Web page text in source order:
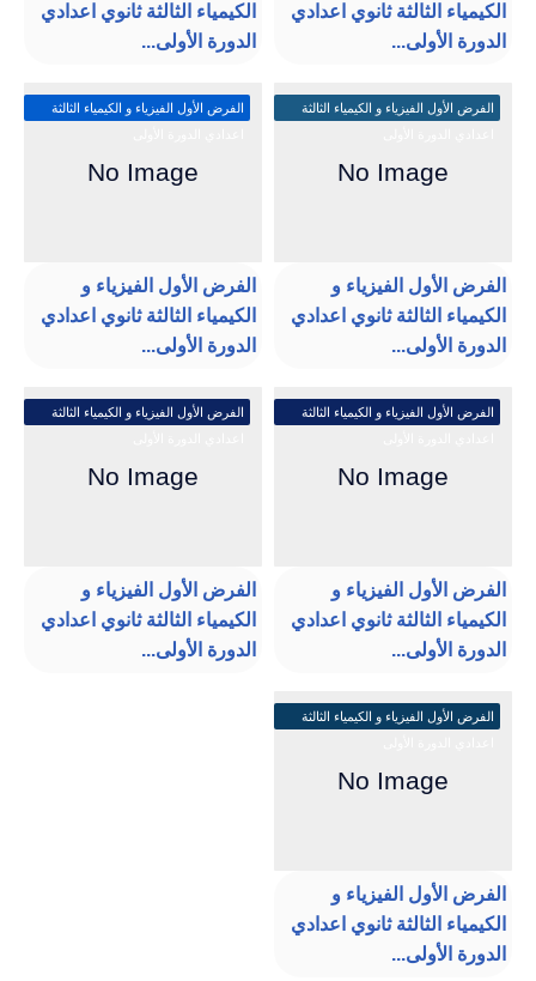
الكيمياء الثالثة ثانوي اعدادي
الدورة الأولى...
الكيمياء الثالثة ثانوي اعدادي
الدورة الأولى...
الفرض الأول الفيزياء و الكيمياء الثالثة
الفرض الأول الفيزياء و
الكيمياء الثالثة ثانوي اعدادي
الدورة الأولى...
الفرض الأول الفيزياء و الكيمياء الثالثة
الفرض الأول الفيزياء و
الكيمياء الثالثة ثانوي اعدادي
الدورة الأولى...
الفرض الأول الفيزياء و الكيمياء الثالثة
الفرض الأول الفيزياء و
الكيمياء الثالثة ثانوي اعدادي
الدورة الأولى...
الفرض الأول الفيزياء و الكيمياء الثالثة
الفرض الأول الفيزياء و
الكيمياء الثالثة ثانوي اعدادي
الدورة الأولى...
الفرض الأول الفيزياء و الكيمياء الثالثة
الفرض الأول الفيزياء و
الكيمياء الثالثة ثانوي اعدادي
الدورة الأولى...